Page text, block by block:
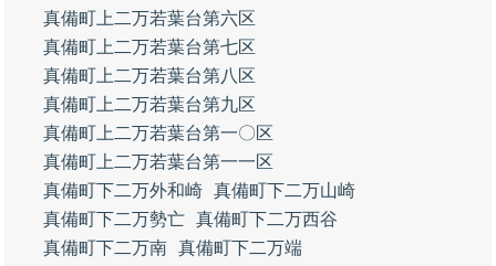
真備町上二万若葉台第六区
真備町上二万若葉台第七区
真備町上二万若葉台第八区
真備町上二万若葉台第九区
真備町上二万若葉台第一〇区
真備町上二万若葉台第一一区
真備町下二万外和崎 真備町下二万山崎
真備町下二万勢亡 真備町下二万西谷
真備町下二万南 真備町下二万端